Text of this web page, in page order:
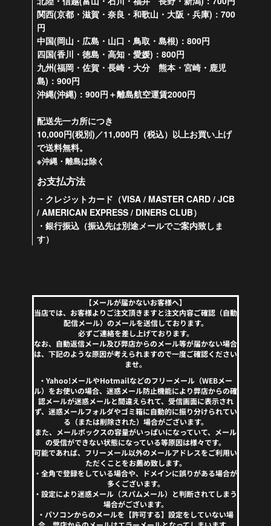
関西(京都・滋賀・奈良・和歌山・大阪・兵庫)：700
円
中国(岡山・広島・山口・鳥取・島根)：800円
四国(香川・徳島・高知・愛媛)：800円
九州(福岡・佐賀・長崎・大分 熊本・宮崎・鹿児
島)：900円
沖縄(沖縄)：900円＋離島航空運賃2000円
配送先一カ所につき
10,000円(税別)／11,000円（税込）以上お買い上げ
で送料無料。
※沖縄・離島は除く
お支払方法
・クレジットカード（VISA / MASTER CARD / JCB
/ AMERICAN EXPRESS / DINERS CLUB）
・銀行振込（振込先は別途メールでご案内致しま
す）
【メールが届かないお客様へ】
当店では、お客様よりご注文頂きますと注文内容ご確認（自動
配信メール）のメールを送信しております。
必ずご連絡を差し上げております。
なお、自動返信メール及び弊店からのメール等が届かない場合
は、下記のような原因が考えられますので一度ご確認ください
ませ。
・Yahoo!メールやHotmailなどのフリーメール（WEBメー
ル）をお使いの場合、迷惑メール防止機能により弊店からの確
認メールが迷惑メールと間違えられて、受信画面に表示され
ず、迷惑メールフォルダやゴミ箱に自動的に振り分けられてい
る（または削除された）場合がございます。
また、メールボックスの容量がいっぱいになっていて、メール
の受信ができない状態になっている等原因は様々です。
可能であれば、フリーメール以外のメールアドレスをご利用い
ただくことをお薦め致します。
・全角で登録をしている場合や、ドメインに誤りがある場合が
多くございます。
・設定により迷惑メール（スパムメール）と判断されてしまう
場合がございます。
・パソコンからのメールを【許可する】設定をしていない場